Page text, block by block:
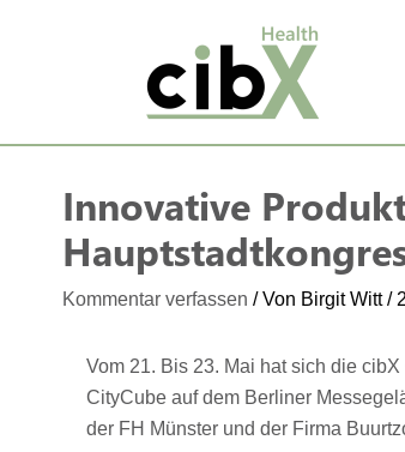
Innovative
Kommentar verfassen / Von Birgit Witt/
Vom 21. Bis 23. Mai hat sich die
CityCube auf dem Berliner
der FH Münster und der Firma